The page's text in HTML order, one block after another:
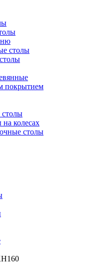
столы
покрытием
столы
колесах
столы